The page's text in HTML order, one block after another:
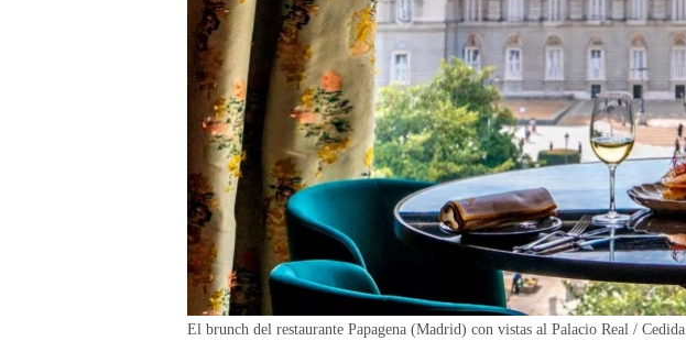
El brunch del restaurante Papagena (Madrid) con vistas al Palacio Real / Cedida